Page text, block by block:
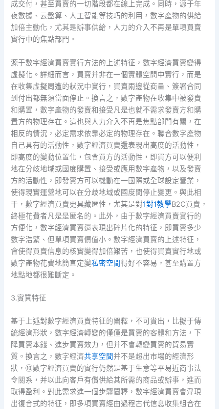
成交付，甚至買賣的一切階段都在線上完成。同時，源于年
夜數據、云盤算、人工智能等技巧的利用，數字產物的供給
加倍主動化，尤其是辦事供給，人力的介入不再是單項買賣
實行中的焦點部門。
源于數字經濟買賣實行方法的上述特征，數字經濟買賣變得
虛擬化。詳細而言，買賣并非在一個實體空間中實行，而是
在收集虛擬周遭的狀況中實行，買賣兩邊從商量、簽署合同
到付出都無須當面停止。換言之，數字產物在收集中被發賣
和購置，數字產物的發賣和接受凡是也就不需求發賣方和購
置方的物理存在。這也與人力介入不再是焦點部門有關，在
相反的情況，必定需求依靠必定的物理存在。聯合數字產物
自己具有的活動性，數字經濟買賣還表現出高度的活動性，
即高度的變動位置化，包含買方的活動性，即買方可以便利
地在分歧地域或國度購置、接受或應用數字產物，以及發賣
方的活動性，即發賣方可以機動在一國際或全球設定營業，
使得現實運營地可以在分歧地域或國度間停止變更。與此相
干，數字經濟買賣更具藏匿性，尤其是對1對1教學B2C買賣，
終極花費者凡是是匿名的。此外，由于數字經濟買賣實行的
方便化，數字經濟買賣還表現出碎片化的特征，即買賣多少
數字浩繁、但單項買賣價值小。數字經濟買賣的上述特征，
會使得買賣信息的核實變得加倍艱苦，也使得買賣實行地或
數字產物花費地簡直定變私密空間得好不容易，甚至購置方
地點地都很難斷定。
3.實質特征
基于上述對數字經濟買賣特征的闡釋，不可貴出，比擬于傳
統經濟形狀，數字經濟轉變的僅僅是買賣的客體和方法，下
降買賣本錢、進步買賣效力，但并不會轉變買賣的貿易實
質。換言之，數字經濟共享空間并不是超出市場的經濟形
狀，⑩數字經濟買賣的實行仍然是基于生意等平易近商事法
令關系，并以此向客戶有償供給其所需的商品或辦事，進而
取得盈利。對此需求進一個步驟闡釋，數字經濟買賣會浮現
出復合式的特征，即多項買賣經由過程古代信息收集組合在